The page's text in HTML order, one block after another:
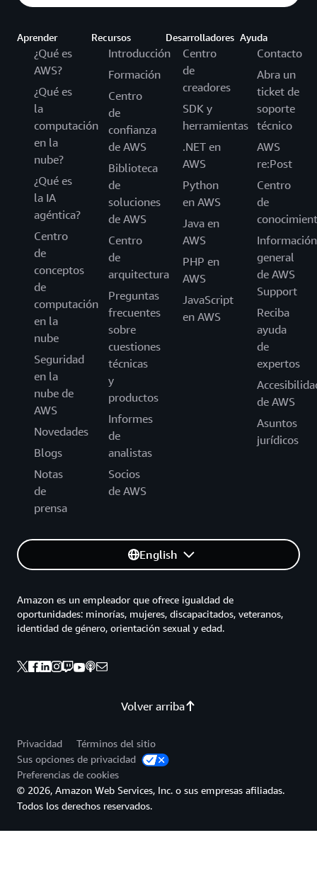
Aprender
¿Qué es
AWS?
¿Qué es
la
computación
en la
nube?
¿Qué es
la IA
agéntica?
Centro
de
conceptos
de
computación
en la
nube
Seguridad
en la
nube de
AWS
Novedades
Blogs
Notas
de
prensa
Recursos
Introducción
Formación
Centro
de
confianza
de AWS
Biblioteca
de
soluciones
de AWS
Centro
de
arquitectura
Preguntas
frecuentes
sobre
cuestiones
técnicas
y
productos
Informes
de
analistas
Socios
de AWS
Desarrolladores
Centro
de
creadores
SDK y
herramientas
.NET en
AWS
Python
en AWS
Java en
AWS
PHP en
AWS
JavaScript
en AWS
Ayuda
Contacto
Abra un
ticket de
soporte
técnico
AWS
re:Post
Centro
de
Información
general
de AWS
Support
Reciba
ayuda
de
expertos
de AWS
Asuntos
jurídicos
English
Volver arriba
Amazon es un empleador que ofrece igualdad de
oportunidades: minorías, mujeres, discapacitados, veteranos,
identidad de género, orientación sexual y edad.
Privacidad
Términos del sitio
Sus opciones de privacidad
Preferencias de cookies
© 2026, Amazon Web Services, Inc. o sus empresas afiliadas.
Todos los derechos reservados.